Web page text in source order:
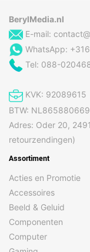
BerylMedia.nl
E-mail:
WhatsApp:
Tel: 088-
KVK: 92089615
BTW:
Adres: Oder 20,
retourzendingen)
Assortiment
Acties en Promotie
Accessoires
Beeld & Geluid
Componenten
Computer